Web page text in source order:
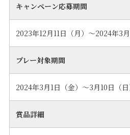
キャンペーン応募期間
2023年12月11日（月）～2024年3月
プレー対象期間
2024年3月1日（金）～3月10日（日
賞品詳細